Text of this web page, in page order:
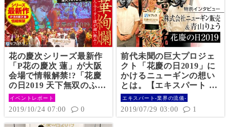
花の慶次シリーズ最新作
「P花の慶次 蓮」が大阪
会場で情報解禁!?「花慶
の日2019 天下無双のふれ
慶道中！」のファイナル
に参加してみたら、想像
以上に凄すぎた!!潜入"大
量"フォトレポート!!
イベントレポート
2019/10/24 07:00 0
前代未聞の巨大プロジェ
クト「花慶の日2019」に
かけるニューギンの想い
とは。【エキスパート 業
界の流儀 花慶の日2019
編】
エキスパート-業界の流儀-
2019/07/29 03:00 1